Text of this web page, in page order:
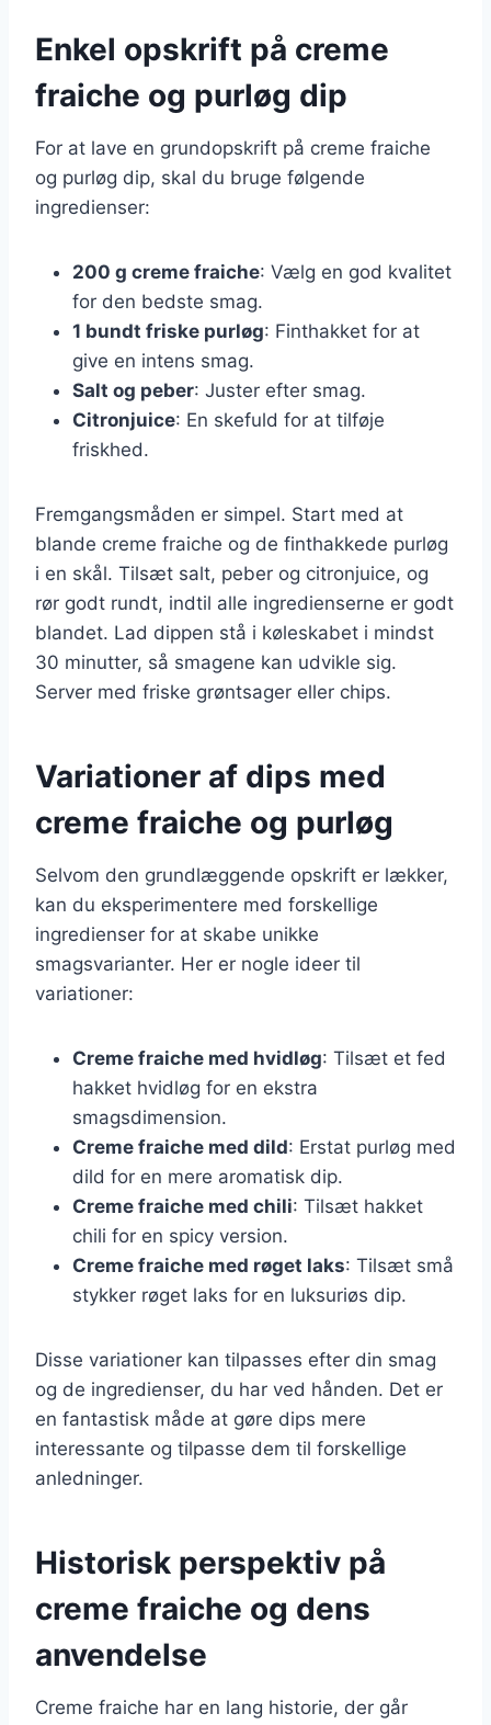
Enkel opskrift på creme
fraiche og purløg dip
For at lave en grundopskrift på creme fraiche
og purløg dip, skal du bruge følgende
ingredienser:
200 g creme fraiche: Vælg en god kvalitet
for den bedste smag.
1 bundt friske purløg: Finthakket for at
give en intens smag.
Salt og peber: Juster efter smag.
Citronjuice: En skefuld for at tilføje
friskhed.
Fremgangsmåden er simpel. Start med at
blande creme fraiche og de finthakkede purløg
i en skål. Tilsæt salt, peber og citronjuice, og
rør godt rundt, indtil alle ingredienserne er godt
blandet. Lad dippen stå i køleskabet i mindst
30 minutter, så smagene kan udvikle sig.
Server med friske grøntsager eller chips.
Variationer af dips med
creme fraiche og purløg
Selvom den grundlæggende opskrift er lækker,
kan du eksperimentere med forskellige
ingredienser for at skabe unikke
smagsvarianter. Her er nogle ideer til
variationer:
Creme fraiche med hvidløg: Tilsæt et fed
hakket hvidløg for en ekstra
smagsdimension.
Creme fraiche med dild: Erstat purløg med
dild for en mere aromatisk dip.
Creme fraiche med chili: Tilsæt hakket
chili for en spicy version.
Creme fraiche med røget laks: Tilsæt små
stykker røget laks for en luksuriøs dip.
Disse variationer kan tilpasses efter din smag
og de ingredienser, du har ved hånden. Det er
en fantastisk måde at gøre dips mere
interessante og tilpasse dem til forskellige
anledninger.
Historisk perspektiv på
creme fraiche og dens
anvendelse
Creme fraiche har en lang historie, der går